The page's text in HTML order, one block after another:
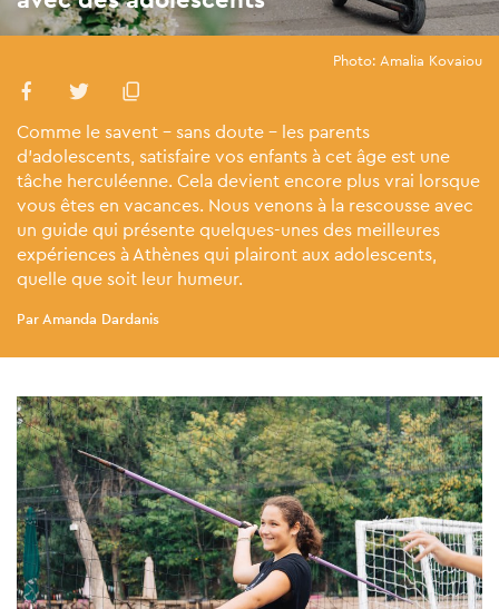
Photo: Amalia Kovaiou
Comme le savent - sans doute - les parents
d’adolescents, satisfaire vos enfants à cet âge est une
tâche herculéenne. Cela devient encore plus vrai lorsque
vous êtes en vacances. Nous venons à la rescousse avec
un guide qui présente quelques-unes des meilleures
expériences à Athènes qui plairont aux adolescents,
quelle que soit leur humeur.
Par Amanda Dardanis